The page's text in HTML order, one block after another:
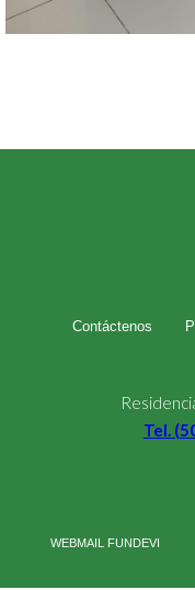
Contáctenos
Tel.
WEBMAIL FUNDEVI